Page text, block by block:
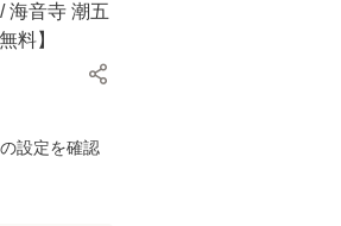
海音寺 潮五
料】
設定を確認